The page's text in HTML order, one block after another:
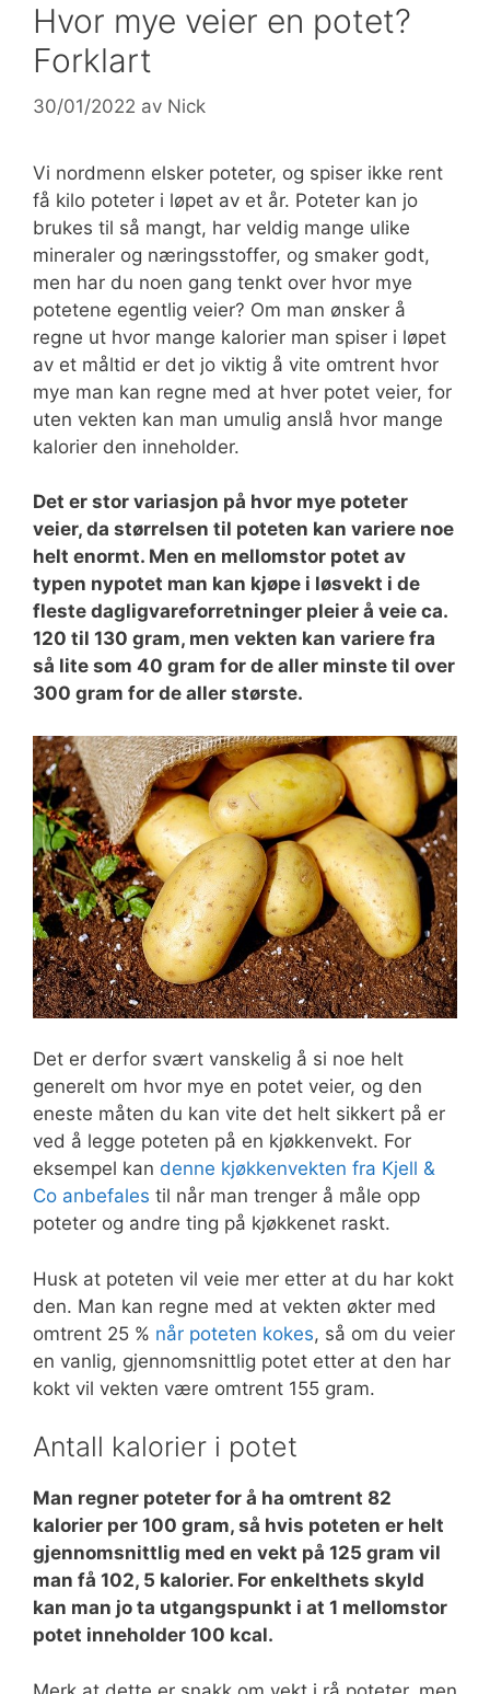
Hvor mye veier en potet?
Forklart
30/01/2022 av Nick
Vi nordmenn elsker poteter, og spiser ikke rent
få kilo poteter i løpet av et år. Poteter kan jo
brukes til så mangt, har veldig mange ulike
mineraler og næringsstoffer, og smaker godt,
men har du noen gang tenkt over hvor mye
potetene egentlig veier? Om man ønsker å
regne ut hvor mange kalorier man spiser i løpet
av et måltid er det jo viktig å vite omtrent hvor
mye man kan regne med at hver potet veier, for
uten vekten kan man umulig anslå hvor mange
kalorier den inneholder.
Det er stor variasjon på hvor mye poteter
veier, da størrelsen til poteten kan variere noe
helt enormt. Men en mellomstor potet av
typen nypotet man kan kjøpe i løsvekt i de
fleste dagligvareforretninger pleier å veie ca.
120 til 130 gram, men vekten kan variere fra
så lite som 40 gram for de aller minste til over
300 gram for de aller største.
Det er derfor svært vanskelig å si noe helt
generelt om hvor mye en potet veier, og den
eneste måten du kan vite det helt sikkert på er
ved å legge poteten på en kjøkkenvekt. For
eksempel kan denne kjøkkenvekten fra Kjell &
Co anbefales til når man trenger å måle opp
poteter og andre ting på kjøkkenet raskt.
Husk at poteten vil veie mer etter at du har kokt
den. Man kan regne med at vekten økter med
omtrent 25 % når poteten kokes, så om du veier
en vanlig, gjennomsnittlig potet etter at den har
kokt vil vekten være omtrent 155 gram.
Antall kalorier i potet
Man regner poteter for å ha omtrent 82
kalorier per 100 gram, så hvis poteten er helt
gjennomsnittlig med en vekt på 125 gram vil
man få 102, 5 kalorier. For enkelthets skyld
kan man jo ta utgangspunkt i at 1 mellomstor
potet inneholder 100 kcal.